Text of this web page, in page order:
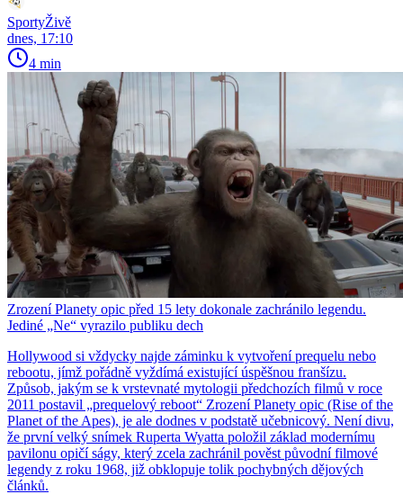
SportyŽivě
dnes, 17:10
4 min
Zrození Planety opic před 15 lety dokonale zachránilo legendu.
Jediné „Ne“ vyrazilo publiku dech
Hollywood si vždycky najde záminku k vytvoření prequelu nebo
rebootu, jímž pořádně vyždímá existující úspěšnou franšízu.
Způsob, jakým se k vrstevnaté mytologii předchozích filmů v roce
2011 postavil „prequelový reboot“ Zrození Planety opic (Rise of the
Planet of the Apes), je ale dodnes v podstatě učebnicový. Není divu,
že první velký snímek Ruperta Wyatta položil základ modernímu
pavilonu opičí ságy, který zcela zachránil pověst původní filmové
legendy z roku 1968, již obklopuje tolik pochybných dějových
článků.